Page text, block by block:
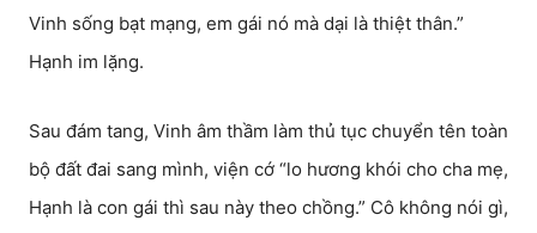
Vinh sống bạt mạng, em gái nó mà dại là thiệt thân.”
Hạnh im lặng.
Sau đám tang, Vinh âm thầm làm thủ tục chuyển tên toàn
bộ đất đai sang mình, viện cớ “lo hương khói cho cha mẹ,
Hạnh là con gái thì sau này theo chồng.” Cô không nói gì,